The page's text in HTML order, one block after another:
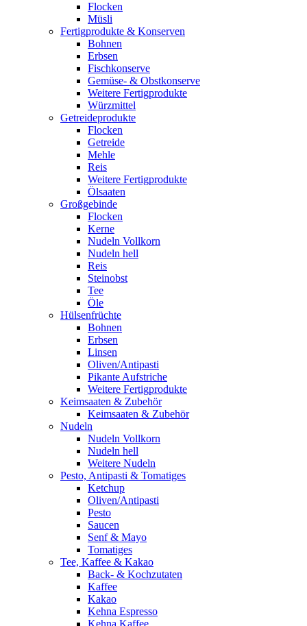
Flocken
Müsli
Fertigprodukte & Konserven
Bohnen
Erbsen
Fischkonserve
Gemüse- & Obstkonserve
Weitere Fertigprodukte
Würzmittel
Getreideprodukte
Flocken
Getreide
Mehle
Reis
Weitere Fertigprodukte
Ölsaaten
Großgebinde
Flocken
Kerne
Nudeln Vollkorn
Nudeln hell
Reis
Steinobst
Tee
Öle
Hülsenfrüchte
Bohnen
Erbsen
Linsen
Oliven/Antipasti
Pikante Aufstriche
Weitere Fertigprodukte
Keimsaaten & Zubehör
Keimsaaten & Zubehör
Nudeln
Nudeln Vollkorn
Nudeln hell
Weitere Nudeln
Pesto, Antipasti & Tomatiges
Ketchup
Oliven/Antipasti
Pesto
Saucen
Senf & Mayo
Tomatiges
Tee, Kaffee & Kakao
Back- & Kochzutaten
Kaffee
Kakao
Kehna Espresso
Kehna Kaffee